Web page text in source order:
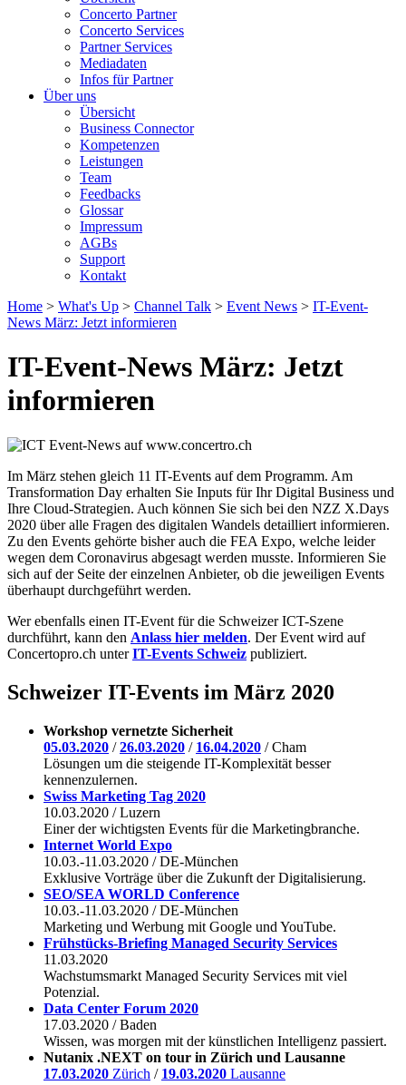
Concerto Partner
Concerto Services
Partner Services
Mediadaten
Infos für Partner
Über uns
Übersicht
Business Connector
Kompetenzen
Leistungen
Team
Feedbacks
Glossar
Impressum
AGBs
Support
Kontakt
Home > What's Up > Channel Talk > Event News > IT-Event-
News März: Jetzt informieren
IT-Event-News März: Jetzt
informieren
Im März stehen gleich 11 IT-Events auf dem Programm. Am
Transformation Day erhalten Sie Inputs für Ihr Digital Business und
Ihre Cloud-Strategien. Auch können Sie sich bei den NZZ X.Days
2020 über alle Fragen des digitalen Wandels detailliert informieren.
Zu den Events gehörte bisher auch die FEA Expo, welche leider
wegen dem Coronavirus abgesagt werden musste. Informieren Sie
sich auf der Seite der einzelnen Anbieter, ob die jeweiligen Events
überhaupt durchgeführt werden.
Wer ebenfalls einen IT-Event für die Schweizer ICT-Szene
durchführt, kann den Anlass hier melden. Der Event wird auf
Concertopro.ch unterIT-Events Schweiz publiziert.
Schweizer IT-Events im März 2020
Workshop vernetzte Sicherheit
05.03.2020 /26.03.2020 / 16.04.2020 / Cham
Lösungen um die steigende IT-Komplexität besser
kennenzulernen.
Swiss Marketing Tag 2020
10.03.2020 / Luzern
Einer der wichtigsten Events für die Marketingbranche.
Internet World Expo
10.03.-11.03.2020 / DE-München
Exklusive Vorträge über die Zukunft der Digitalisierung.
SEO/SEA WORLD Conference
10.03.-11.03.2020 / DE-München
Marketing und Werbung mit Google und YouTube.
Frühstücks-Briefing Managed Security Services
11.03.2020
Wachstumsmarkt Managed Security Services mit viel
Potenzial.
Data Center Forum 2020
17.03.2020 / Baden
Wissen, was morgen mit der künstlichen Intelligenz passiert.
Nutanix .NEXT on tour in Zürich und Lausanne
17.03.2020 Zürich / 19.03.2020 Lausanne